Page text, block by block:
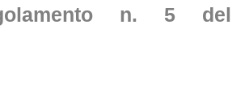
n. 5 del